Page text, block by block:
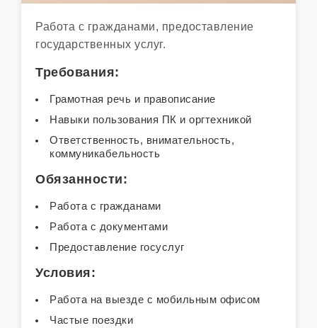
Работа с гражданами, предоставление
государственных услуг.
Требования:
Грамотная речь и правописание
Навыки пользования ПК и оргтехникой
Ответственность, внимательность,
коммуникабельность
Обязанности:
Работа с гражданами
Работа с документами
Предоставление госуслуг
Условия:
Работа на выезде с мобильным офисом
Частые поездки